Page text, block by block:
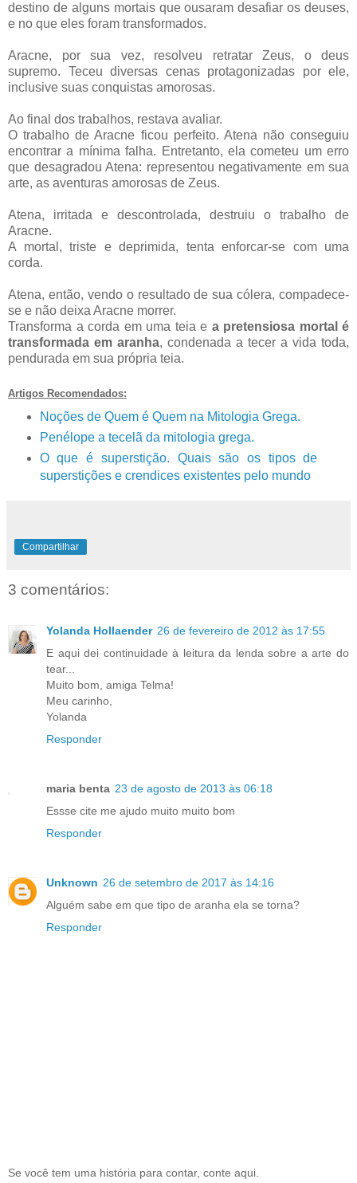
destino de alguns mortais que ousaram desafiar os deuses,
e no que eles foram transformados.
Aracne, por sua vez, resolveu retratar Zeus, o deus
supremo. Teceu diversas cenas protagonizadas por ele,
inclusive suas conquistas amorosas.
Ao final dos trabalhos, restava avaliar.
O trabalho de Aracne ficou perfeito. Atena não conseguiu
encontrar a mínima falha. Entretanto, ela cometeu um erro
que desagradou Atena: representou negativamente em sua
arte, as aventuras amorosas de Zeus.
Atena, irritada e descontrolada, destruiu o trabalho de
Aracne.
A mortal, triste e deprimida, tenta enforcar-se com uma
corda.
Atena, então, vendo o resultado de sua cólera, compadece-
se e não deixa Aracne morrer.
Transforma a corda em uma teia e a pretensiosa mortal é
transformada em aranha, condenada a tecer a vida toda,
pendurada em sua própria teia.
Artigos Recomendados:
Noções de Quem é Quem na Mitologia Grega.
Penélope a tecelã da mitologia grega.
O que é superstição. Quais são os tipos de
superstições e crendices existentes pelo mundo
Compartilhar
3 comentários:
Yolanda Hollaender 26 de fevereiro de 2012 às 17:55
E aqui dei continuidade à leitura da lenda sobre a arte do
tear...
Muito bom, amiga Telma!
Meu carinho,
Yolanda
Responder
maria benta 23 de agosto de 2013 às 06:18
Essse cite me ajudo muito muito bom
Responder
Unknown 26 de setembro de 2017 às 14:16
Alguém sabe em que tipo de aranha ela se torna?
Responder
Se você tem uma história para contar, conte aqui.